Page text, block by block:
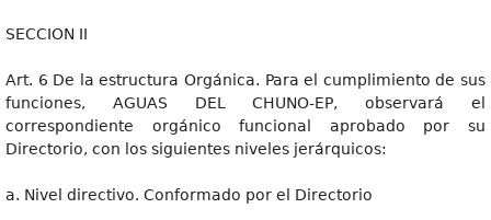
SECCION II
Art. 6 De la estructura Orgánica. Para el cumplimiento de sus
funciones, AGUAS DEL CHUNO-EP, observará el
correspondiente orgánico funcional aprobado por su
Directorio, con los siguientes niveles jerárquicos:
a. Nivel directivo. Conformado por el Directorio